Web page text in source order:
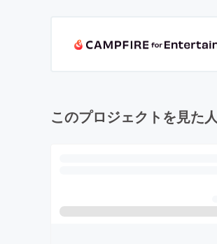
このプロジェクトを見た